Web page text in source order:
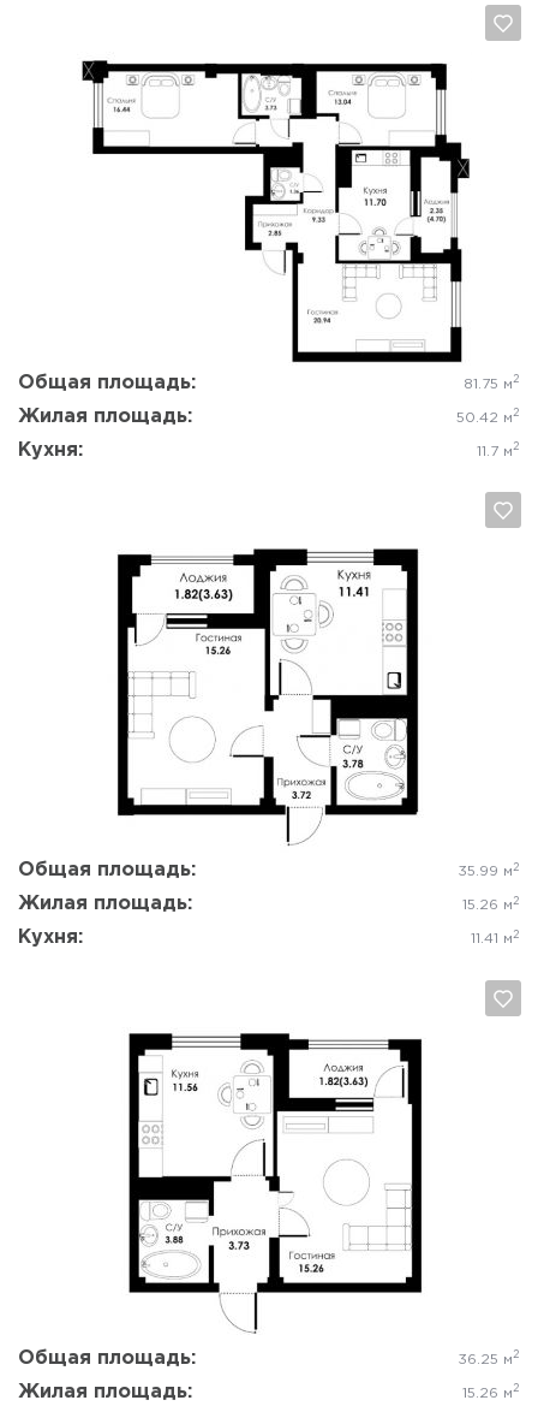
Общая площадь: 81.75 м 2
Жилая площадь: 50.42 м 2
Кухня: 11.7 м 2
Да, удалить Отмена
Общая площадь: 35.99 м 2
Жилая площадь: 15.26 м 2
Кухня: 11.41 м 2
Да, удалить
Общая площадь: 36.25 м 2
Жилая площадь: 15.26 м 2
Отмена